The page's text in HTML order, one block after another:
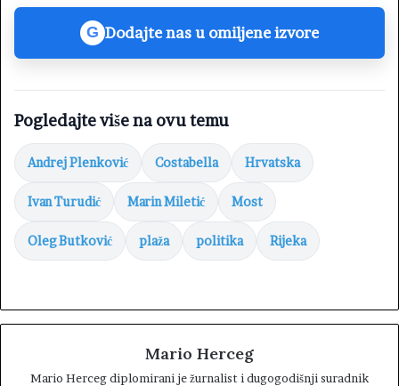
G Dodajte nas u omiljene izvore
Pogledajte više na ovu temu
Andrej Plenković Costabella Hrvatska
Ivan Turudić Marin Miletić Most
Oleg Butković plaža politika Rijeka
Mario Herceg
Mario Herceg diplomirani je žurnalist i dugogodišnji suradnik